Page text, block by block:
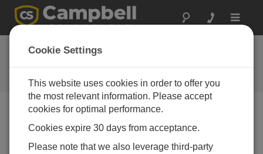
Toggle
お問い合わせ
通常1営業日以内に対応いたしま
す。
家がご連絡いたします。* = 必須項目です。
Cookie Settings
This website uses cookies in order to offer you
the most relevant information. Please accept
cookies for optimal performance.
Cookies expire 30 days from acceptance.
Please note that we also leverage third-party